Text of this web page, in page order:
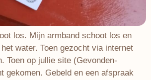
los. Mijn armband schoot los en
water. Toen gezocht via internet
Toen op jullie site (Gevonden-
gekomen. Gebeld en een afspraak